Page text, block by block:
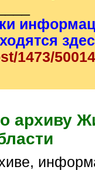
1473/
архиву